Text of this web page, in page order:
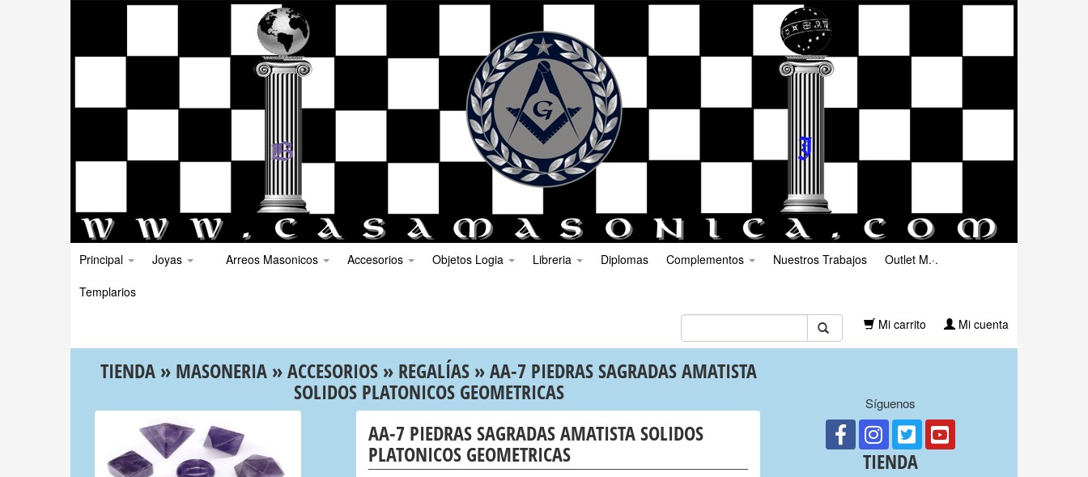
Principal Joyas Arreos Masonicos Accesorios Objetos Logia Libreria Diplomas Complementos Nuestros Trabajos
Outlet M.·.
Templarios
Mi carrito
Mi cuenta
TIENDA » MASONERIA »ACCESORIOS » REGALÍAS » AA-7 PIEDRAS SAGRADAS AMATISTA
SOLIDOS PLATONICOS GEOMETRICAS
AA-7 PIEDRAS SAGRADAS AMATISTA SOLIDOS
PLATONICOS GEOMETRICAS
Síguenos
TIENDA